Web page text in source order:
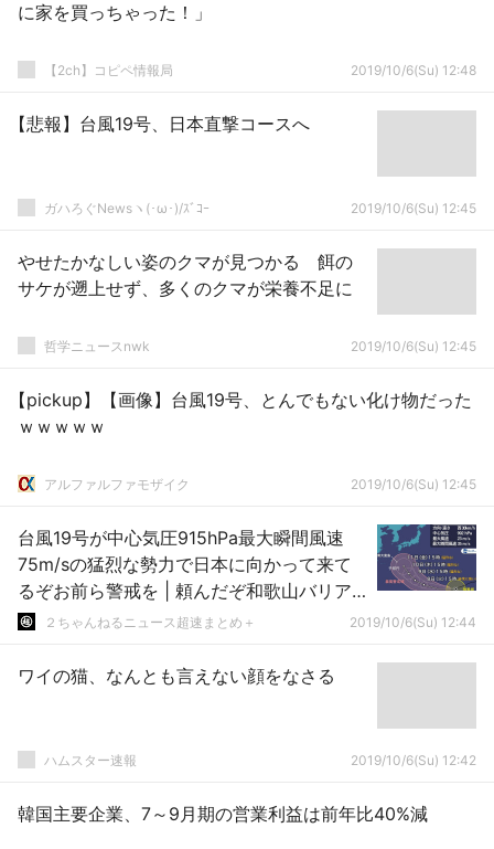
に家を買っちゃった！」
【2ch】コピペ情報局 2019/10/6(Su) 12:48
【悲報】台風19号、日本直撃コースへ
ガハろぐNewsヽ(･ω･)/ｽﾞｺｰ 2019/10/6(Su) 12:45
やせたかなしい姿のクマが見つかる 餌の
サケが遡上せず、多くのクマが栄養不足に
哲学ニュースnwk 2019/10/6(Su) 12:45
【pickup】【画像】台風19号、とんでもない化け物だった
ｗｗｗｗｗ
アルファルファモザイク 2019/10/6(Su) 12:45
台風19号が中心気圧915hPa最大瞬間風速
75m/sの猛烈な勢力で日本に向かって来て
るぞお前ら警戒を | 頼んだぞ和歌山バリア |
風速1キロ
２ちゃんねるニュース超速まとめ＋ 2019/10/6(Su) 12:44
ワイの猫、なんとも言えない顔をなさる
ハムスター速報 2019/10/6(Su) 12:42
韓国主要企業、7～9月期の営業利益は前年比40%減